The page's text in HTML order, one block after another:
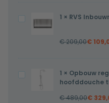
80x7x6,7cm
gesloten
RVS
Inbouwnis
30x60x7cm
1 × RVS
€209,00€
Opbouw
regendouche
1 × Opbouw
hoofddouche
€489,00€